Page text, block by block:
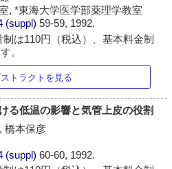
, *東海大学医学部薬理学教室
(suppl)59-59, 1992.
は110円（税込）、基本料金制
。
トラクトを見る
る低温の影響と気管上皮の役割
橋本保彦
(suppl)60-60, 1992.